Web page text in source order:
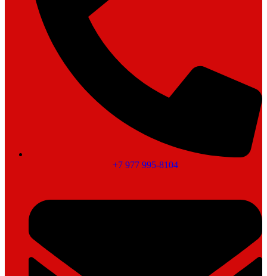
+7 977 995-8104